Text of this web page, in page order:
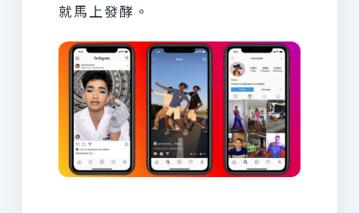
就馬上發酵。